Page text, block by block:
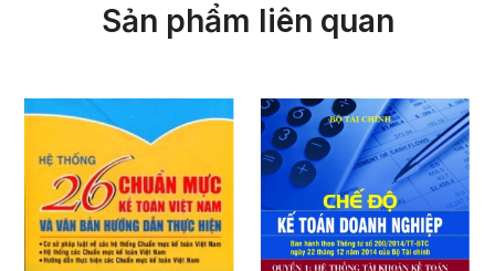
Sản phẩm liên quan